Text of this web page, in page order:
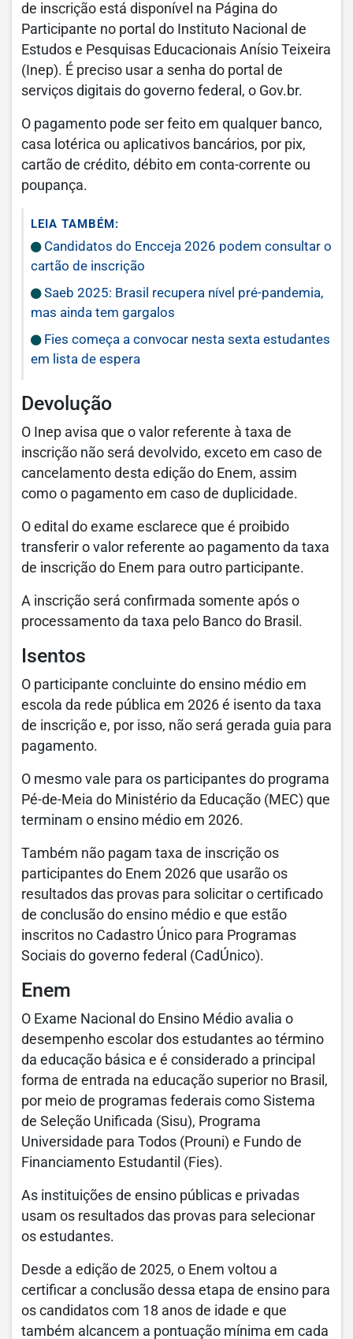
de inscrição está disponível na Página do
Participante no portal do Instituto Nacional de
Estudos e Pesquisas Educacionais Anísio Teixeira
(Inep). É preciso usar a senha do portal de
serviços digitais do governo federal, o Gov.br.
O pagamento pode ser feito em qualquer banco,
casa lotérica ou aplicativos bancários, por pix,
cartão de crédito, débito em conta-corrente ou
poupança.
LEIA TAMBÉM:
Candidatos do Encceja 2026 podem consultar o
cartão de inscrição
Saeb 2025: Brasil recupera nível pré-pandemia,
mas ainda tem gargalos
Fies começa a convocar nesta sexta estudantes
em lista de espera
Devolução
O Inep avisa que o valor referente à taxa de
inscrição não será devolvido, exceto em caso de
cancelamento desta edição do Enem, assim
como o pagamento em caso de duplicidade.
O edital do exame esclarece que é proibido
transferir o valor referente ao pagamento da taxa
de inscrição do Enem para outro participante.
A inscrição será confirmada somente após o
processamento da taxa pelo Banco do Brasil.
Isentos
O participante concluinte do ensino médio em
escola da rede pública em 2026 é isento da taxa
de inscrição e, por isso, não será gerada guia para
pagamento.
O mesmo vale para os participantes do programa
Pé-de-Meia do Ministério da Educação (MEC) que
terminam o ensino médio em 2026.
Também não pagam taxa de inscrição os
participantes do Enem 2026 que usarão os
resultados das provas para solicitar o certificado
de conclusão do ensino médio e que estão
inscritos no Cadastro Único para Programas
Sociais do governo federal (CadÚnico).
Enem
O Exame Nacional do Ensino Médio avalia o
desempenho escolar dos estudantes ao término
da educação básica e é considerado a principal
forma de entrada na educação superior no Brasil,
por meio de programas federais como Sistema
de Seleção Unificada (Sisu), Programa
Universidade para Todos (Prouni) e Fundo de
Financiamento Estudantil (Fies).
As instituições de ensino públicas e privadas
usam os resultados das provas para selecionar
os estudantes.
Desde a edição de 2025, o Enem voltou a
certificar a conclusão dessa etapa de ensino para
os candidatos com 18 anos de idade e que
também alcancem a pontuação mínima em cada